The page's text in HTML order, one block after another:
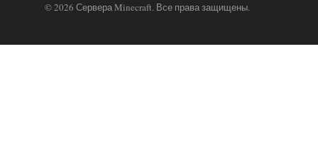
© 2026 Сервера Minecraft. Все права защищены.